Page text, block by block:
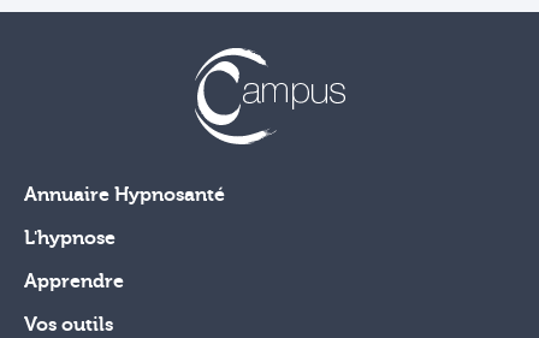
Annuaire Hypnosanté
L'hypnose
Apprendre
Vos outils